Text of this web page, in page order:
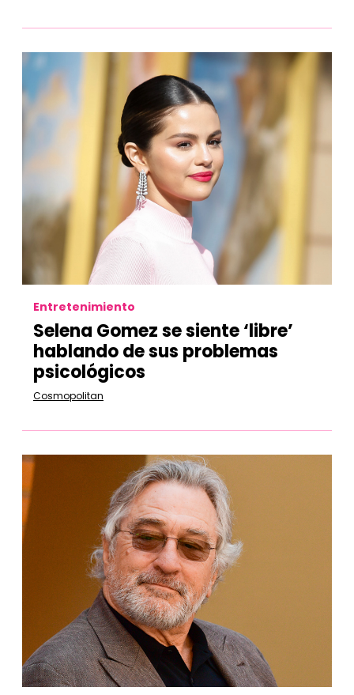
Entretenimiento
Selena Gomez se siente ‘libre’
hablando de sus problemas
psicológicos
Cosmopolitan